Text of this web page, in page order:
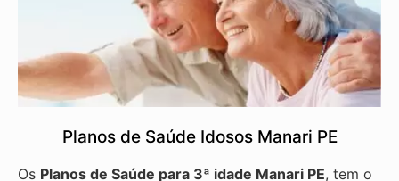
Planos de Saúde Idosos Manari PE
Os Planos de Saúde para 3ª idade Manari PE, tem o